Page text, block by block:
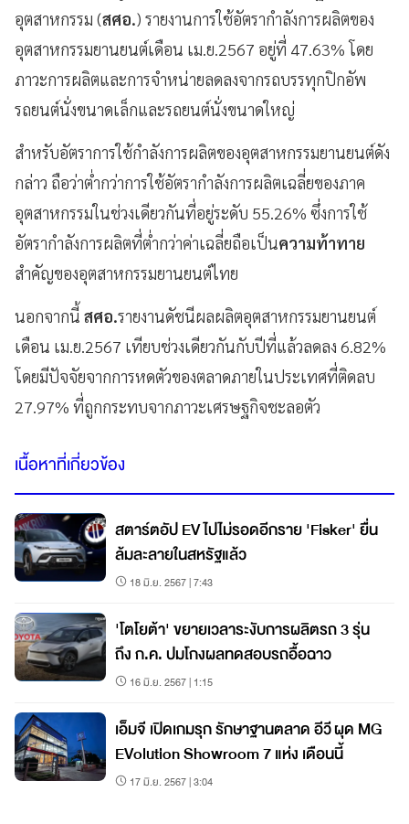
อุตสาหกรรม (สศอ.) รายงานการใช้อัตรากำลังการผลิตของ
อุตสาหกรรมยานยนต์เดือน เม.ย.2567 อยู่ที่ 47.63% โดย
ภาวะการผลิตและการจำหน่ายลดลงจากรถบรรทุกปิกอัพ
รถยนต์นั่งขนาดเล็กและรถยนต์นั่งขนาดใหญ่
สำหรับอัตราการใช้กำลังการผลิตของอุตสาหกรรมยานยนต์ดัง
กล่าว ถือว่าต่ำกว่าการใช้อัตรากำลังการผลิตเฉลี่ยของภาค
อุตสาหกรรมในช่วงเดียวกันที่อยู่ระดับ 55.26% ซึ่งการใช้
อัตรากำลังการผลิตที่ต่ำกว่าค่าเฉลี่ยถือเป็นความท้าทาย
สำคัญของอุตสาหกรรมยานยนต์ไทย
นอกจากนี้ สศอ.รายงานดัชนีผลผลิตอุตสาหกรรมยานยนต์
เดือน เม.ย.2567 เทียบช่วงเดียวกันกับปีที่แล้วลดลง 6.82%
โดยมีปัจจัยจากการหดตัวของตลาดภายในประเทศที่ติดลบ
27.97% ที่ถูกกระทบจากภาวะเศรษฐกิจชะลอตัว
เนื้อหาที่เกี่ยวข้อง
สตาร์ตอัป EV ไปไม่รอดอีกราย 'Fisker' ยื่น
ล้มละลายในสหรัฐแล้ว
18 มิ.ย. 2567 | 7:43
'โตโยต้า' ขยายเวลาระงับการผลิตรถ 3 รุ่น
ถึง ก.ค. ปมโกงผลทดสอบรถอื้อฉาว
16 มิ.ย. 2567 | 1:15
เอ็มจี เปิดเกมรุก รักษาฐานตลาด อีวี ผุด MG
EVolution Showroom 7 แห่ง เดือนนี้
17 มิ.ย. 2567 | 3:04